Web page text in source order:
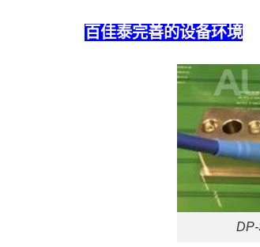
百佳泰完善的设备环境